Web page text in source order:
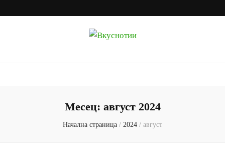
Месец: август 2024
Начална страница / 2024 / август